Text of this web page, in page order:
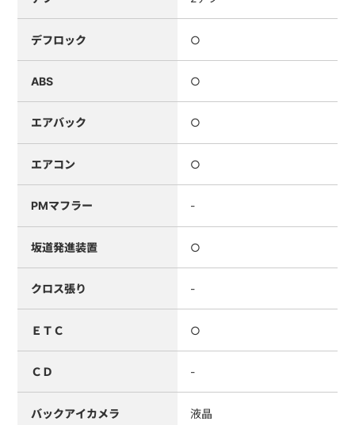
デフロック ○
ABS ○
エアバック ○
エアコン ○
PMマフラー -
坂道発進装置 ○
クロス張り -
ＥＴＣ ○
ＣＤ -
バックアイカメラ 液晶